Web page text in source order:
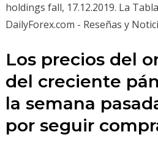
holdings fall, 17.12.2019. La
DailyForex.com - Reseñas y
Los precios del
del creciente
la semana
por seguir